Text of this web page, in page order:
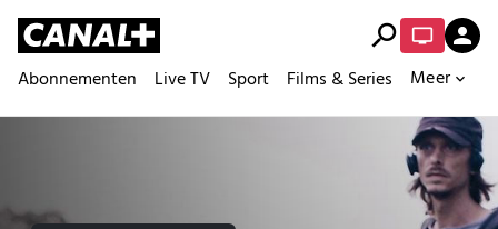
Abonnementen Live TV Sport Films & Series Meer expand_more
search person